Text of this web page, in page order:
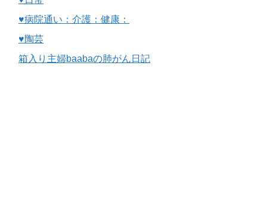
♥病院通い：介護：健康：
♥陶芸
箱入り主婦baabaの肺がん日記